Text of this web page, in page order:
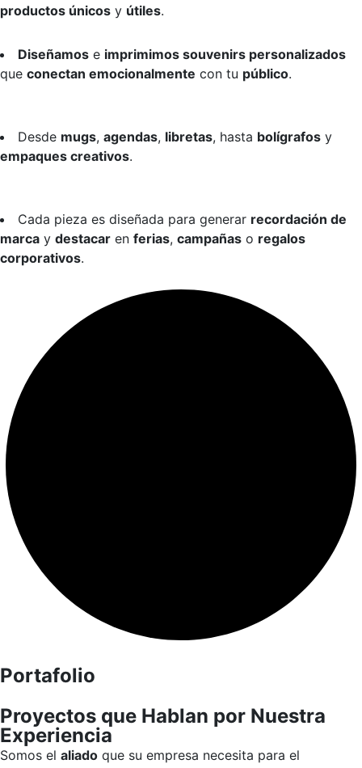
productos únicos y útiles.
Diseñamos e imprimimos souvenirs personalizados
que conectan emocionalmente con tu público.
Desde mugs, agendas, libretas, hasta bolígrafos y
empaques creativos.
Cada pieza es diseñada para generar recordación de
marca y destacar en ferias, campañas o regalos
corporativos.
Portafolio
Proyectos que Hablan por Nuestra
Experiencia
Somos el aliado que su empresa necesita para el